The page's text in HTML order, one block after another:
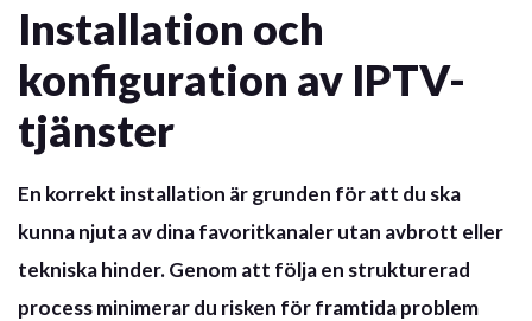
Installation och
konfiguration av IPTV-
tjänster
En korrekt installation är grunden för att du ska
kunna njuta av dina favoritkanaler utan avbrott eller
tekniska hinder. Genom att följa en strukturerad
process minimerar du risken för framtida problem